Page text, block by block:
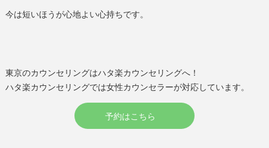
今は短いほうが心地よい心持ちです。
東京のカウンセリングはハタ楽カウンセリングへ！
ハタ楽カウンセリングでは女性カウンセラーが対応しています。
予約はこちら